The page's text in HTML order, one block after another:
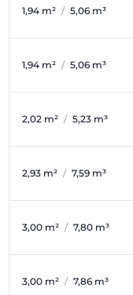
1,94 m² / 5,06 m³
1,94 m² / 5,06 m³
2,02 m² / 5,23 m³
2,93 m² / 7,59 m³
3,00 m² / 7,80 m³
3,00 m² / 7,86 m³